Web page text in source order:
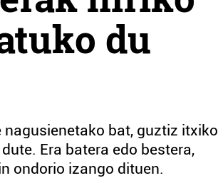
du
nagusienetako bat, guztiz itxiko
Era batera edo bestera,
ondorio izango dituen.